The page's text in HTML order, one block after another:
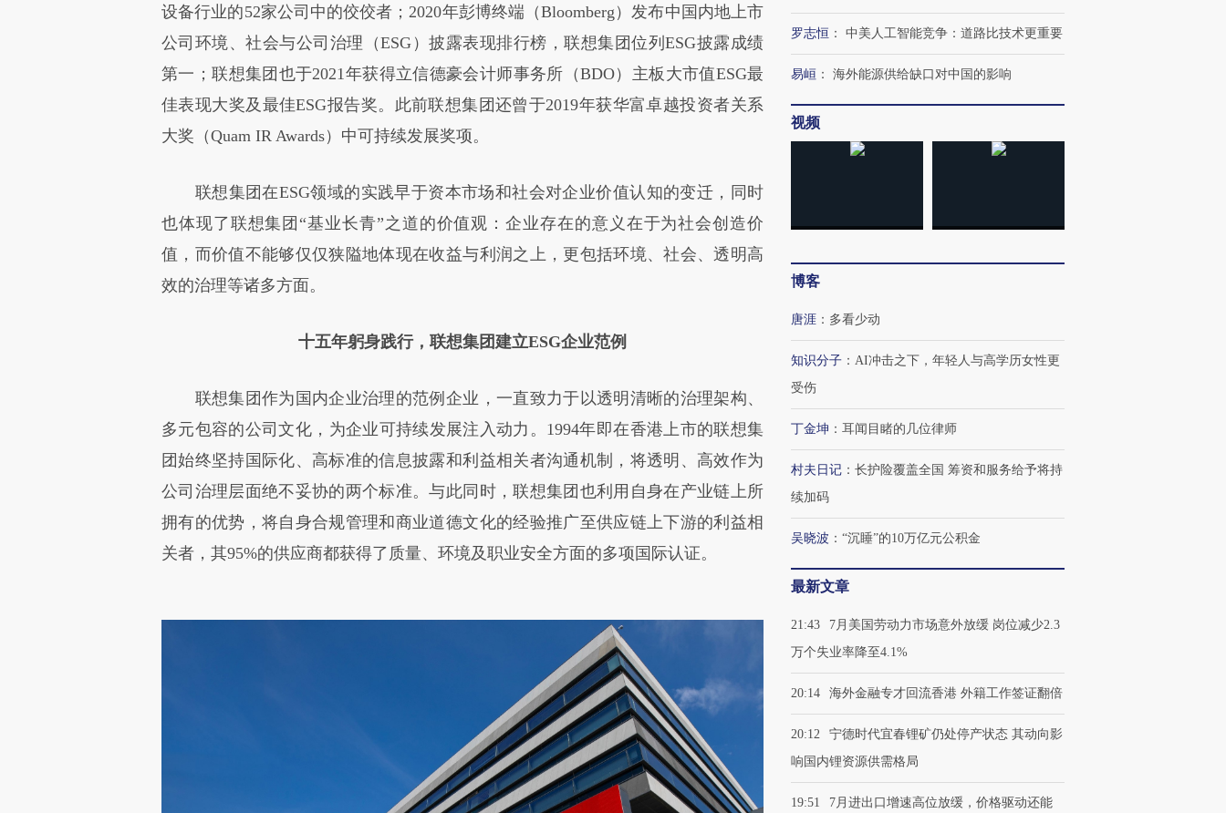
设备行业的52家公司中的佼佼者；2020年彭博终端（Bloomberg）发布中国内地上市
公司环境、社会与公司治理（ESG）披露表现排行榜，联想集团位列ESG披露成绩
第一；联想集团也于2021年获得立信德豪会计师事务所（BDO）主板大市值ESG最
佳表现大奖及最佳ESG报告奖。此前联想集团还曾于2019年获华富卓越投资者关系
大奖（Quam IR Awards）中可持续发展奖项。
联想集团在ESG领域的实践早于资本市场和社会对企业价值认知的变迁，同时
也体现了联想集团“基业长青”之道的价值观：企业存在的意义在于为社会创造价
值，而价值不能够仅仅狭隘地体现在收益与利润之上，更包括环境、社会、透明高
效的治理等诸多方面。
十五年躬身践行，联想集团建立ESG企业范例
联想集团作为国内企业治理的范例企业，一直致力于以透明清晰的治理架构、
多元包容的公司文化，为企业可持续发展注入动力。1994年即在香港上市的联想集
团始终坚持国际化、高标准的信息披露和利益相关者沟通机制，将透明、高效作为
公司治理层面绝不妥协的两个标准。与此同时，联想集团也利用自身在产业链上所
拥有的优势，将自身合规管理和商业道德文化的经验推广至供应链上下游的利益相
关者，其95%的供应商都获得了质量、环境及职业安全方面的多项国际认证。
罗志恒 ： 中美人工智能竞争：道路比技术更重要
易峘 ： 海外能源供给缺口对中国的影响
视频
博客
唐涯 ： 多看少动
知识分子 ： AI冲击之下，年轻人与高学历女性更
受伤
丁金坤 ： 耳闻目睹的几位律师
村夫日记 ： 长护险覆盖全国 筹资和服务给予将持
续加码
吴晓波 ： “沉睡”的10万亿元公积金
最新文章
21:43
7月美国劳动力市场意外放缓 岗位减少2.3
万个失业率降至4.1%
20:14 海外金融专才回流香港 外籍工作签证翻倍
20:12
宁德时代宜春锂矿仍处停产状态 其动向影
响国内锂资源供需格局
19:51
7月进出口增速高位放缓，价格驱动还能